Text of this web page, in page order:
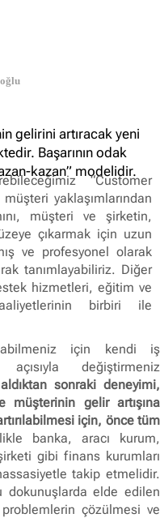
gelirini artıracak yeni
Başarının odak
kazan” modelidir.
“Customer
yaklaşımlarından
müşteri ve şirketin,
çıkarmak için uzun
ve profesyonel olarak
tanımlayabiliriz. Diğer
hizmetleri, eğitim ve
birbiri ile
için kendi iş
değiştirmeniz
sonraki deneyimi,
gelir artışına
için, önce tüm
banka, aracı kurum,
gibi finans kurumları
takip etmelidir.
dokunuşlarda elde edilen
çözülmesi ve